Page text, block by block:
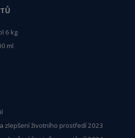
6 kg
ml
zlepšení životního prostředí 2023